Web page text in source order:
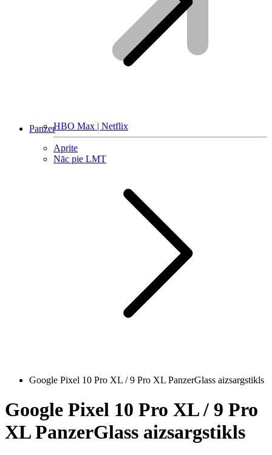
HBO Max | Netflix
Aprite
Nāc pie LMT
Panzer
Google Pixel 10 Pro XL / 9 Pro XL PanzerGlass aizsargstikls
Google Pixel 10 Pro XL / 9 Pro
XL PanzerGlass aizsargstikls